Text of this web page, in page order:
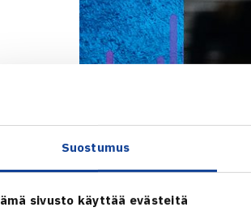
Suostumus
sivusto käyttää evästeitä